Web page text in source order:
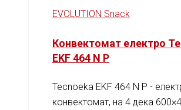
EVOLUTION Snack
Конвектомат електро
EKF 464 N P
Tecnoeka EKF 464 N P -
конвектомат, на 4 дека